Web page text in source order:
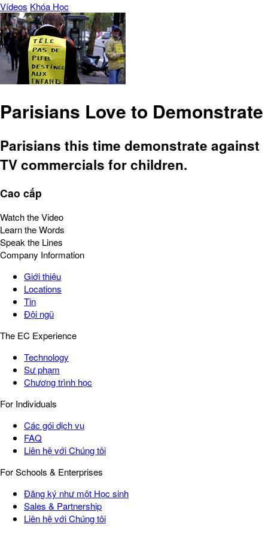
Vídeos Khóa Học
Parisians Love to Demonstrate
Parisians this time demonstrate against
TV commercials for children.
Cao cấp
Watch the Video
Learn the Words
Speak the Lines
Company Information
Giới thiệu
Locations
Tin
Đội ngũ
The EC Experience
Technology
Sư phạm
Chương trình học
For Individuals
Các gói dịch vụ
FAQ
Liên hệ với Chúng tôi
For Schools & Enterprises
Đăng ký như một Học sinh
Sales & Partnership
Liên hệ với Chúng tôi